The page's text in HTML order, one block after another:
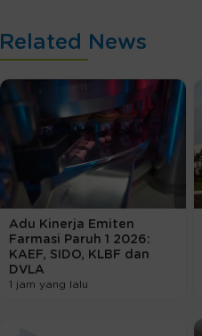
Related News
Adu Kinerja Emiten
Farmasi Paruh 1 2026:
KAEF, SIDO, KLBF dan
DVLA
1 jam yang lalu